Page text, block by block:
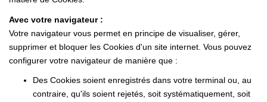
Avec votre navigateur :
Votre navigateur vous permet en principe de visualiser, gérer,
supprimer et bloquer les Cookies d'un site internet. Vous pouvez
configurer votre navigateur de manière que :
Des Cookies soient enregistrés dans votre terminal ou, au
contraire, qu'ils soient rejetés, soit systématiquement, soit